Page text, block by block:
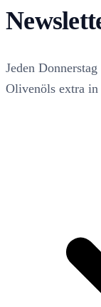
Jeden
Olivenöls extra in